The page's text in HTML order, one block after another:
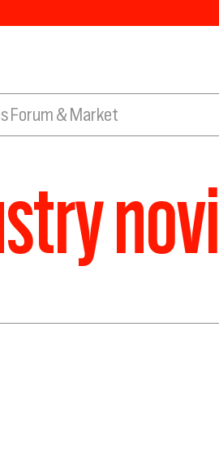
Forum & Market